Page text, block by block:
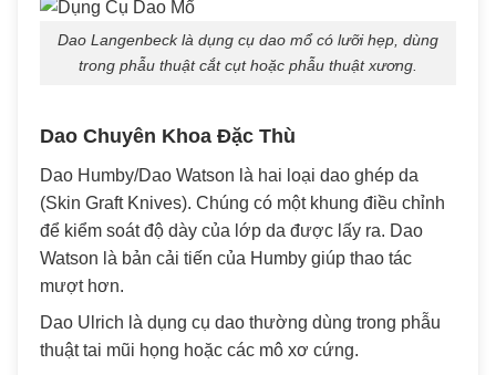
Dao Langenbeck là dụng cụ dao mổ có lưỡi hẹp, dùng
trong phẫu thuật cắt cụt hoặc phẫu thuật xương.
Dao Chuyên Khoa Đặc Thù
Dao Humby/Dao Watson là hai loại dao ghép da
(Skin Graft Knives). Chúng có một khung điều chỉnh
để kiểm soát độ dày của lớp da được lấy ra. Dao
Watson là bản cải tiến của Humby giúp thao tác
mượt hơn.
Dao Ulrich là dụng cụ dao thường dùng trong phẫu
thuật tai mũi họng hoặc các mô xơ cứng.